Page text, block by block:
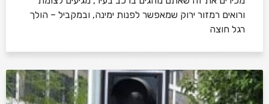
ורואים רמזור ירוק שמאפשר לפנות ימינה, ובמקביל – הולך
רגל חוצה